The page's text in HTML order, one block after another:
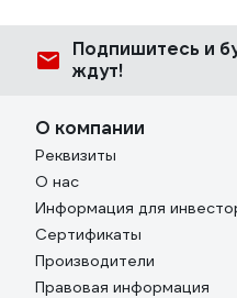
Подпишитесь и
ждут!
О компании
Реквизиты
О нас
Информация для
Сертификаты
Производители
Правовая информация